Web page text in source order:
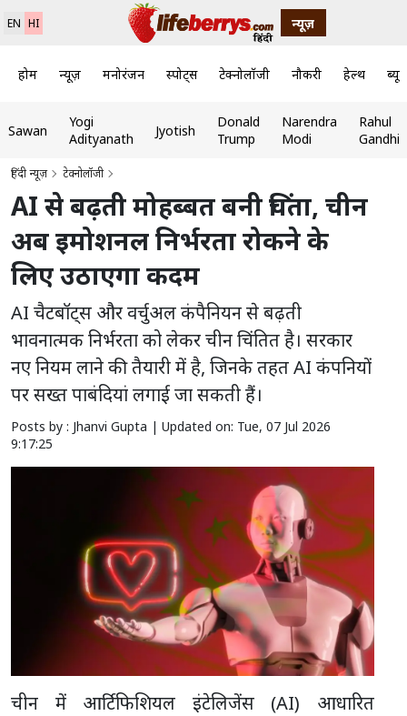
EN HI न्यूज़
होम न्यूज़ मनोरंजन स्पोर्ट्स टेक्नोलॉजी नौकरी हेल्थ
Sawan
Yogi
Adityanath
Jyotish
Donald
Trump
Narendra
Modi
Rahul
Gandhi
हिंदी न्यूज़ टेक्नोलॉजी
AI से बढ़ती मोहब्बत बनी चिंता, चीन
अब इमोशनल निर्भरता रोकने के
लिए उठाएगा कदम
AI चैटबॉट्स और वर्चुअल कंपैनियन से बढ़ती
भावनात्मक निर्भरता को लेकर चीन चिंतित है। सरकार
नए नियम लाने की तैयारी में है, जिनके तहत AI कंपनियों
पर सख्त पाबंदियां लगाई जा सकती हैं।
Posts by : Jhanvi Gupta | Updated on: Tue, 07 Jul 2026
9:17:25
चीन में आर्टिफिशियल इंटेलिजेंस (AI) आधारित